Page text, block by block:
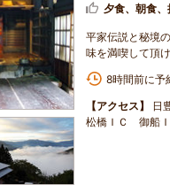
夕食、朝食、
平家伝説と秘境
味を満喫して頂
8時間前に予
【アクセス】
日
松橋ＩＣ 御船